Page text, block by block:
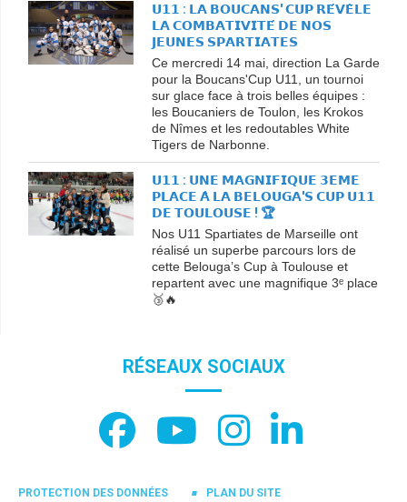
𝗨𝟭𝟭 : 𝗟𝗔 𝗕𝗢𝗨𝗖𝗔𝗡𝗦' 𝗖𝗨𝗣 𝗥𝗘́𝗩𝗘̀𝗟𝗘
𝗟𝗔 𝗖𝗢𝗠𝗕𝗔𝗧𝗜𝗩𝗜𝗧𝗘́ 𝗗𝗘 𝗡𝗢𝗦
𝗝𝗘𝗨𝗡𝗘𝗦 𝗦𝗣𝗔𝗥𝗧𝗜𝗔𝗧𝗘𝗦
Ce mercredi 14 mai, direction La Garde
pour la Boucans'Cup U11, un tournoi
sur glace face à trois belles équipes :
les Boucaniers de Toulon, les Krokos
de Nîmes et les redoutables White
Tigers de Narbonne.
𝗨𝟭𝟭 : 𝗨𝗡𝗘 𝗠𝗔𝗚𝗡𝗜𝗙𝗜𝗤𝗨𝗘 𝟯𝗘𝗠𝗘
𝗣𝗟𝗔𝗖𝗘 𝗔̀ 𝗟𝗔 𝗕𝗘𝗟𝗢𝗨𝗚𝗔'𝗦 𝗖𝗨𝗣 𝗨𝟭𝟭
𝗗𝗘 𝗧𝗢𝗨𝗟𝗢𝗨𝗦𝗘 ! 🏆
Nos U11 Spartiates de Marseille ont
réalisé un superbe parcours lors de
cette Belouga’s Cup à Toulouse et
repartent avec une magnifique 3ᵉ place
🥉🔥
RÉSEAUX SOCIAUX
PROTECTION DES DONNÉES PLAN DU SITE